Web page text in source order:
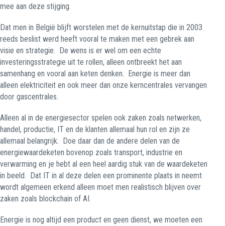
mee aan deze stijging.
Dat men in België blijft worstelen met de kernuitstap die in 2003
reeds beslist werd heeft vooral te maken met een gebrek aan
visie en strategie. De wens is er wel om een echte
investeringsstrategie uit te rollen, alleen ontbreekt het aan
samenhang en vooral aan keten denken. Energie is meer dan
alleen elektriciteit en ook meer dan onze kerncentrales vervangen
door gascentrales.
Alleen al in de energiesector spelen ook zaken zoals netwerken,
handel, productie, IT en de klanten allemaal hun rol en zijn ze
allemaal belangrijk. Doe daar dan de andere delen van de
energiewaardeketen bovenop zoals transport, industrie en
verwarming en je hebt al een heel aardig stuk van de waardeketen
in beeld. Dat IT in al deze delen een prominente plaats in neemt
wordt algemeen erkend alleen moet men realistisch blijven over
zaken zoals blockchain of AI.
Energie is nog altijd een product en geen dienst, we moeten een